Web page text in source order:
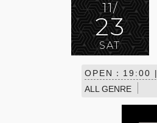
11/
23
SAT
OPEN：19:00
ALL GENRE